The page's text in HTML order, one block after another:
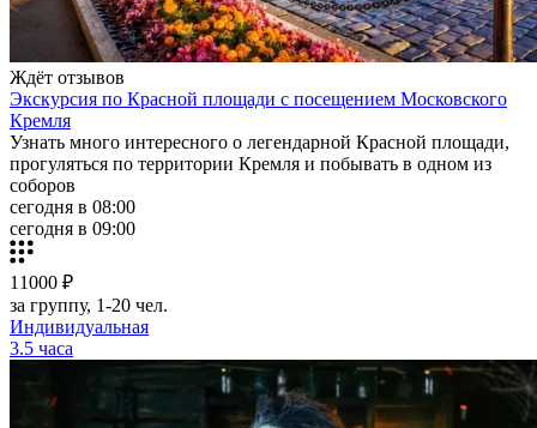
Ждёт отзывов
Экскурсия по Красной площади с посещением Московского
Кремля
Узнать много интересного о легендарной Красной площади,
прогуляться по территории Кремля и побывать в одном из
соборов
сегодня в 08:00
сегодня в 09:00
11000 ₽
за группу, 1-20 чел.
Индивидуальная
3.5 часа